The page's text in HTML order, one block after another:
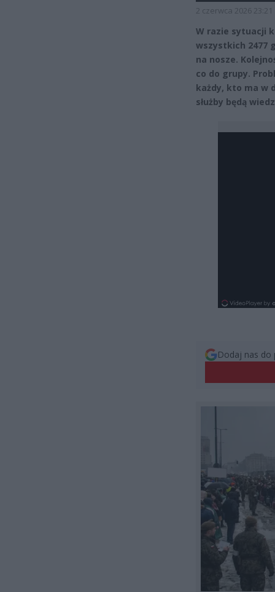
2 czerwca 2026 23:21
W razie sytuacji
wszystkich 2477
na nosze.
co do grupy.
każdy, kto ma w
służby będą
Dodaj nas do